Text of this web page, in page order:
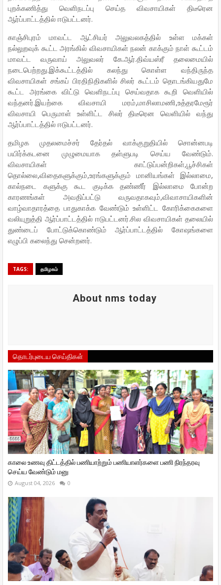
புறக்கணித்து வெளிநடப்பு செய்த விவசாயிகள் திடீரென
ஆர்ப்பாட்டத்தில் ஈடுபட்டனர்.
காஞ்சிபுரம் மாவட்ட ஆட்சியர் அலுவலகத்தில் உள்ள மக்கள்
நல்லுறவுக் கூட்ட அரங்கில் விவசாயிகள் நலன் காக்கும் நாள் கூட்டம்
மாவட்ட வருவாய் அலுவலர் கே.ஆர்.திவ்யஸ்ரீ தலைமையில்
நடைபெற்றது.இக்கூட்டத்தில் கலந்து கொள்ள வந்திருந்த
விவசாயிகள் சங்கப் பிரதிநிதிகளில் சிலர் கூட்டம் தொடங்கியதுமே
கூட்ட அரங்கை விட்டு வெளிநடப்பு செய்வதாக கூறி வெளியில்
வந்தனர்.இயற்கை விவசாயி மரம்,மாசிலாமணி,உத்தரமேரூர்
விவசாயி பெருமாள் உள்ளிட்ட சிலர் திடீரென வெளியில் வந்து
ஆர்ப்பாட்டத்தில் ஈடுபட்டனர்.
தமிழக முதலமைச்சர் தேர்தல் வாக்குறுதியில் சொன்னபடி
பயிர்க்கடனை முழுமையாக தள்ளுபடி செய்ய வேண்டும்.
விவசாயிகள் காட்டுப்பன்றிகள்,பூச்சிகள்
தொல்லை,விதைகளுக்கும்,உரங்களுக்கும் மானியங்கள் இல்லாமை,
கால்நடை களுக்கு கூட குடிக்க தண்ணீர் இல்லாமை போன்ற
காரணங்கள் அவதிப்பட்டு வருவதாகவும்,விவாசாயிகளின்
வாழ்வாதாரத்தை பாதுகாக்க வேண்டும் உள்ளிட்ட கோரிக்கைகளை
வலியுறுத்தி ஆர்ப்பாட்டத்தில் ஈடுபட்டனர்.சில விவசாயிகள் தலையில்
துண்டைப் போட்டுக்கொண்டும் ஆர்ப்பாட்டத்தில் கோஷங்களை
எழுப்பி கலைந்து சென்றனர்.
TAGS: தமிழகம்
About nms today
தொடர்புடைய செய்திகள்
காலை உணவு திட்டத்தில் பணியாற்றும் பணியாளர்களை பணி நிரந்தரவு
செய்ய வேண்டும் மனு
August 04, 2026 0